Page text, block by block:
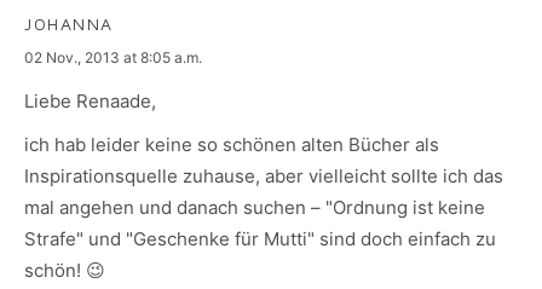
JOHANNA
says:
02 Nov., 2013 at 8:05 a.m.
Liebe Renaade,
ich hab leider keine so schönen alten Bücher als
Inspirationsquelle zuhause, aber vielleicht sollte ich das
mal angehen und danach suchen – "Ordnung ist keine
Strafe" und "Geschenke für Mutti" sind doch einfach zu
schön! 😉